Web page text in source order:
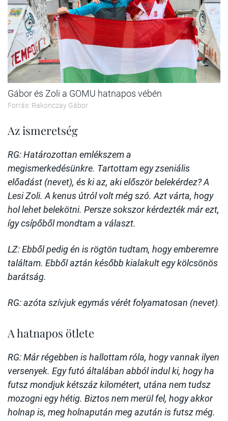
Gábor és Zoli a GOMU hatnapos vébén
Forrás: Rakonczay Gábor
Az ismeretség
RG: Határozottan emlékszem a
megismerkedésünkre. Tartottam egy zseniális
előadást (nevet), és ki az, aki először belekérdez? A
Lesi Zoli. A kenus útról volt még szó. Azt várta, hogy
hol lehet belekötni. Persze sokszor kérdezték már ezt,
így csípőből mondtam a választ.
LZ: Ebből pedig én is rögtön tudtam, hogy emberemre
találtam. Ebből aztán később kialakult egy kölcsönös
barátság.
RG: azóta szívjuk egymás vérét folyamatosan (nevet).
A hatnapos ötlete
RG: Már régebben is hallottam róla, hogy vannak ilyen
versenyek. Egy futó általában abból indul ki, hogy ha
futsz mondjuk kétszáz kilométert, utána nem tudsz
mozogni egy hétig. Biztos nem merül fel, hogy akkor
holnap is, meg holnapután meg azután is futsz még.